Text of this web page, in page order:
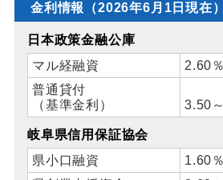
金利情報（2026年6月1日現在）
日本政策金融公庫
マル経融資
2.60％
普通貸付
（基準金利）
3.50
岐阜県信用保証協会
県小口融資
1.60％